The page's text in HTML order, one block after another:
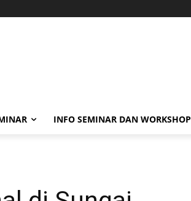
INFO SEMINAR DAN WORKSHOP